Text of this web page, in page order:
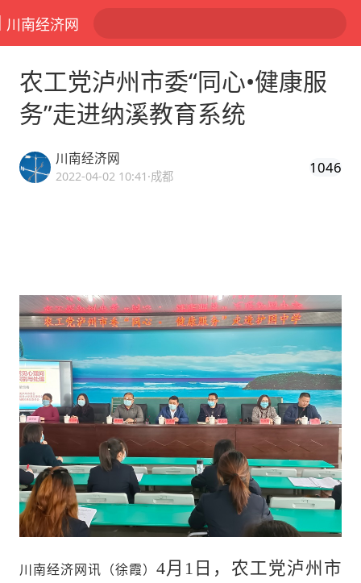
川南经济网
农工党泸州市委“同心•健康服
务”走进纳溪教育系统
川南经济网
2022-04-02 10:41 ·成都 1046
川南经济网讯 （徐霞）4月1日，农工党泸州市